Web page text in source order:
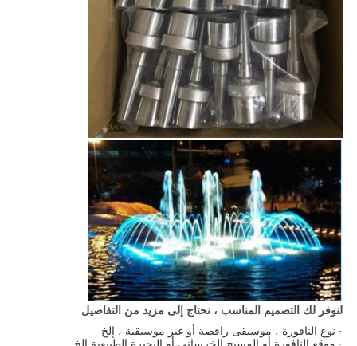
لنوفر لك التصميم المناسب ، نحتاج إلى مزيد من التفاصيل
· نوع النافورة ، موسيقى راقصة أو غير موسيقية ، إلخ